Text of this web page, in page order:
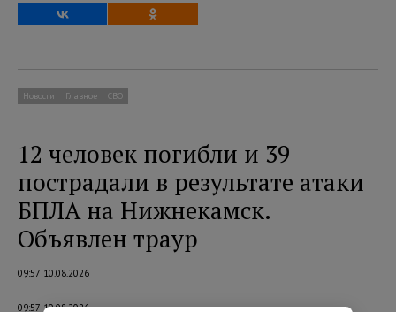
Новости Главное СВО
12 человек погибли и 39
пострадали в результате атаки
БПЛА на Нижнекамск.
Объявлен траур
09:57 10.08.2026
09:57 10.08.2026